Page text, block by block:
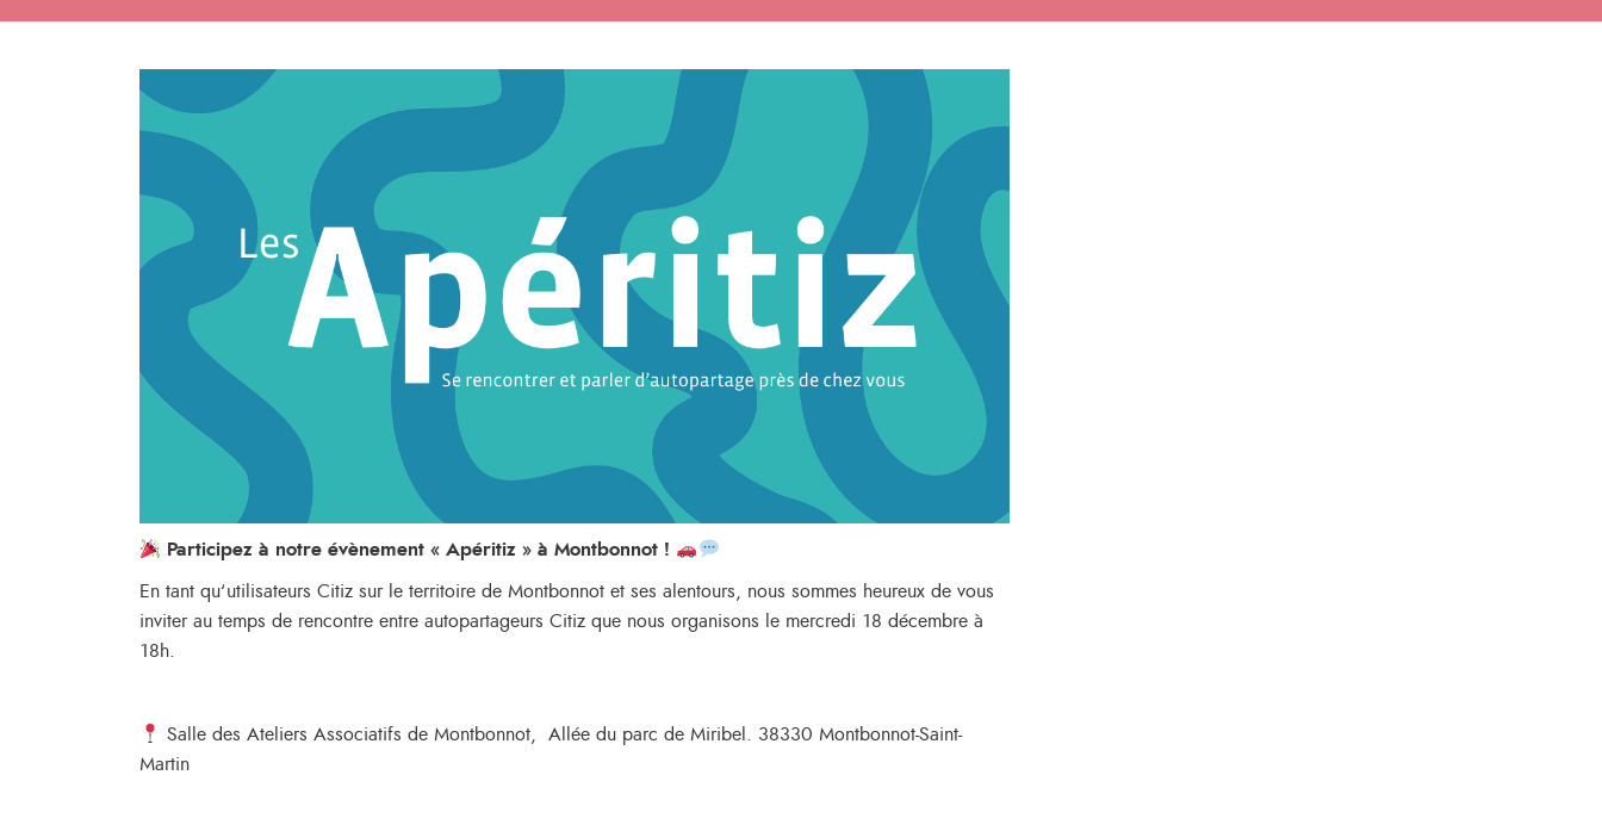
Participez à notre évènement « Apéritiz » à Montbonnot !
En tant qu‘utilisateurs Citiz sur le territoire de Montbonnot et ses alentours, nous sommes heureux de vous
inviter au temps de rencontre entre autopartageurs Citiz que nous organisons le mercredi 18 décembre à
18h.
Salle des Ateliers Associatifs de Montbonnot, Allée du parc de Miribel. 38330 Montbonnot-Saint-
Martin